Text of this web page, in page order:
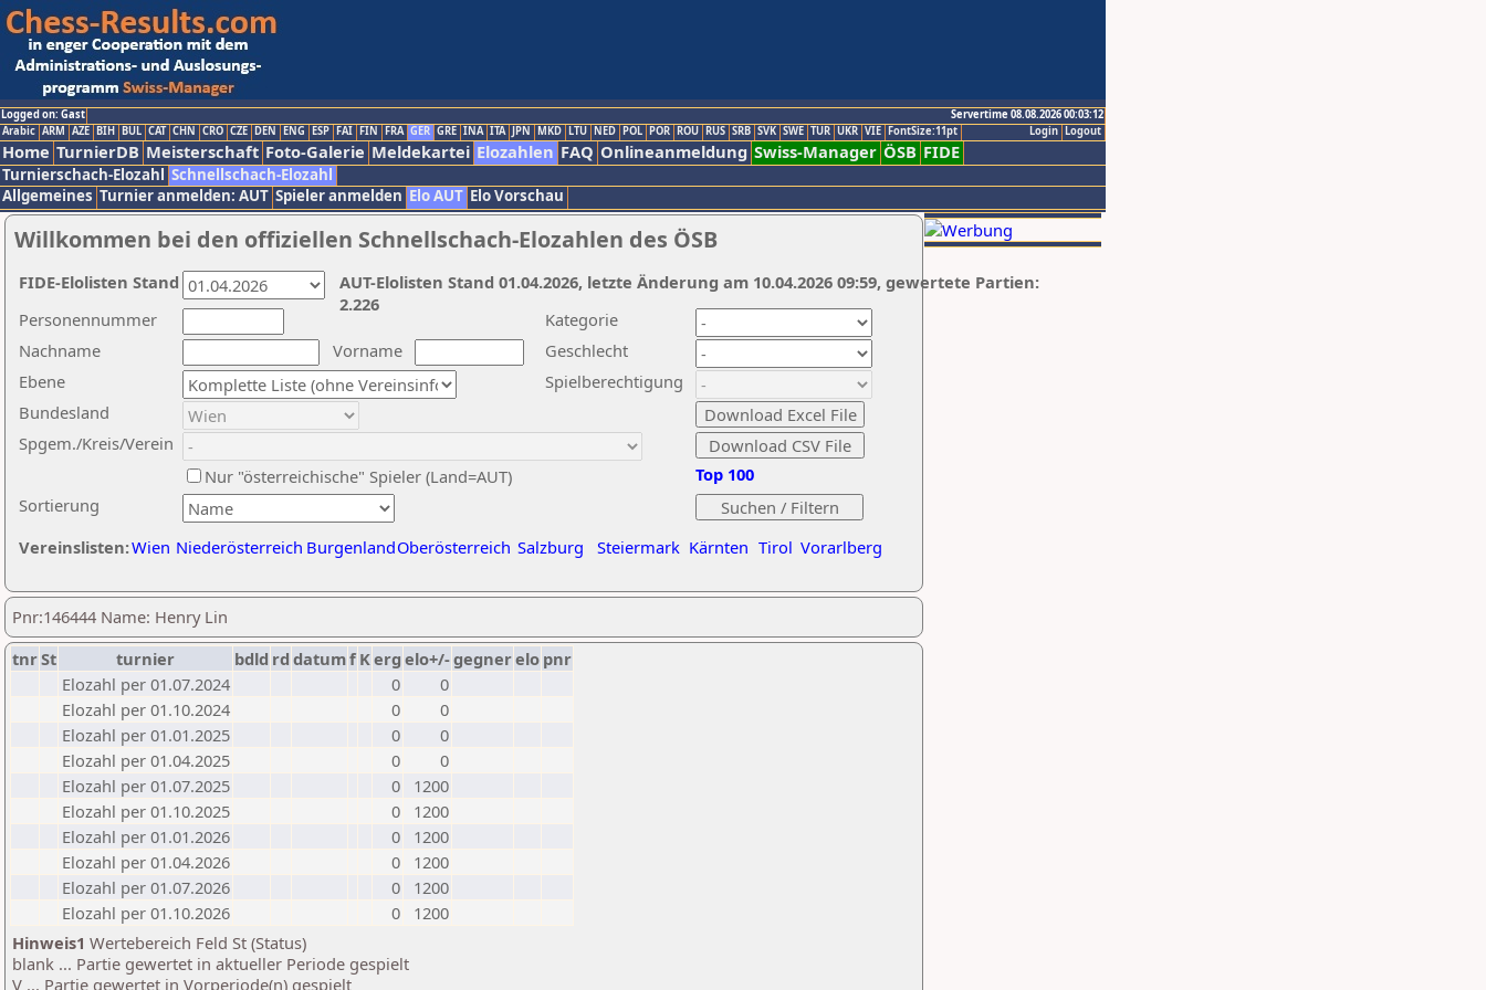
Logged on: Gast
Servertime 08.08.2026 00:03:12
Logout
Login
Arabic ARM AZE BIH BUL CAT CHN CRO CZE DEN ENG ESP FAI FIN FRA GER GRE INA ITA JPN MKD LTU NED POL POR ROU RUS SRB SVK SWE TUR UKR VIE FontSize:11pt
Home TurnierDB Meisterschaft Foto-Galerie Meldekartei Elozahlen FAQ Onlineanmeldung Swiss-Manager ÖSB FIDE
Turnierschach-Elozahl Schnellschach-Elozahl
Allgemeines Turnier anmelden: AUT Spieler anmelden Elo AUT Elo Vorschau
Willkommen bei den offiziellen Schnellschach-Elozahlen des ÖSB
Nachname
Vorname
Ebene
Kategorie
Sortierung
Personennummer
Bundesland
Spgem./Kreis/Verein
Geschlecht
Nur "österreichische" Spieler (Land=AUT)
Spielberechtigung
Vereinslisten:Wien Niederösterreich BurgenlandOberösterreich Salzburg Steiermark Kärnten Tirol Vorarlberg
Top 100
AUT-Elolisten Stand 01.04.2026, letzte Änderung am 10.04.2026 09:59, gewertete Partien:
2.226
FIDE-Elolisten Stand
Pnr:146444 Name: Henry Lin
tnrSt turnier bdld rd datumf Kerg elo+/-gegnerelo pnr
Elozahl per 01.07.2024
0
0
Elozahl per 01.10.2024
0
0
Elozahl per 01.01.2025
0
0
Elozahl per 01.04.2025
0
0
Elozahl per 01.07.2025
0
1200
Elozahl per 01.10.2025
0
1200
Elozahl per 01.01.2026
0
1200
Elozahl per 01.04.2026
0
1200
Elozahl per 01.07.2026
0
1200
Elozahl per 01.10.2026
0
1200
Hinweis1 Wertebereich Feld St (Status)
blank ... Partie gewertet in aktueller Periode gespielt
V ... Partie gewertet in Vorperiode(n) gespielt